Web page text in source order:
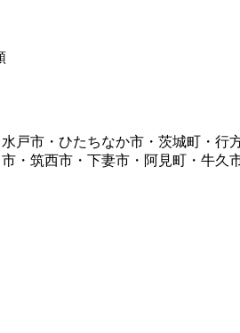
戸市・ひたちなか市・茨城町・
・筑西市・下妻市・阿見町・牛久